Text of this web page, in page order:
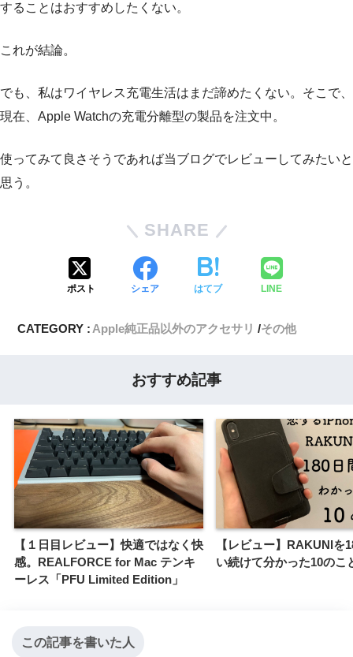
することはおすすめしたくない。
これが結論。
でも、私はワイヤレス充電生活はまだ諦めたくない。そこで、
現在、Apple Watchの充電分離型の製品を注文中。
使ってみて良さそうであれば当ブログでレビューしてみたいと
思う。
SHARE
ポスト シェア はてブ LINE
CATEGORY : Apple純正品以外のアクセサリ その他
おすすめ記事
【１日目レビュー】快適ではなく快
感。REALFORCE for Mac テンキ
ーレス「PFU Limited Edition」
【レビュー】RAKUNIを
い続けて分かった10のこ
この記事を書いた人